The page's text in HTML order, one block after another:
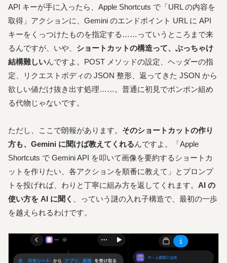
API キーが手に入ったら、Apple Shortcuts で「URL の内容を
取得」アクションに、Gemini のエンドポイント URL に API
キーをくっつけたものを指定する……っていうところまで来
るんですが、いや、 ショートカットの構造って、ぶっちゃけ
結構難しいんですよ。POST メソッドの設定、ヘッダーの指
定、リクエストボディの JSON 整形、返ってきた JSON から
欲しい値だけ抜き出す処理……。普通に初見でポンポン組め
る代物じゃないです。
ただし、ここで朗報があります。 そのショートカットの作り
方も、Gemini に聞けば教えてくれるんですよ。「Apple
Shortcuts で Gemini API を叩いて画像を要約するショートカ
ットを作りたい、各アクションを順番に教えて」とプロンプ
トを投げれば、わりと丁寧に組み方を返してくれます。 AI の
使い方を AI に聞く
、っていう謎の入れ子構造で、最初の一歩
を越えられるわけです。